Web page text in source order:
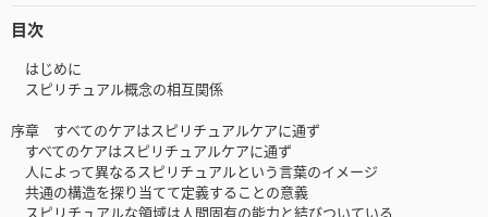
目次
はじめに
スピリチュアル概念の相互関係
序章 すべてのケアはスピリチュアルケアに通ず
すべてのケアはスピリチュアルケアに通ず
人によって異なるスピリチュアルという言葉のイメージ
共通の構造を探り当てて定義することの意義
スピリチュアルな領域は人間固有の能力と結びついている